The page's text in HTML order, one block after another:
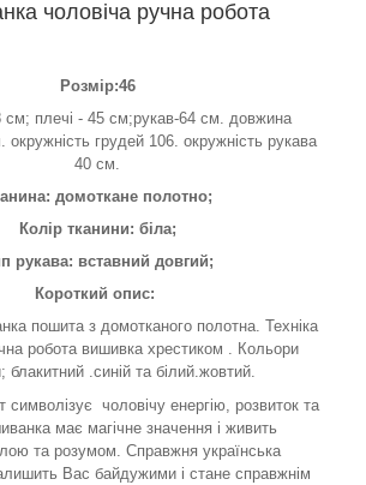
чоловіча ручна робота
Розмір:46
см; плечі - 45 см;рукав-64 см. довжина
грудей 106. окружність рукава
40 см.
домоткане полотно;
Колір тканини: біла;
рукава: вставний довгий;
Короткий опис:
пошита з домотканого полотна. Техніка
робота вишивка хрестиком . Кольори
блакитний .синій та білий.жовтий.
символізує чоловічу енергію, розвиток та
має магічне значення і живить
та розумом. Справжня українська
Вас байдужими і стане справжнім